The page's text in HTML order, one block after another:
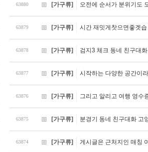
63880 [가구류] 오전에 순서가 분위기도
63879 [가구류] 시간 재밋게찻으면좋겟
63878 [가구류] 검지3 체크 동네 친구대
63877 [가구류] 시작하는 다양한 공간이
63876 [가구류] 그리고 알리고 여행 영수
63875 [가구류] 분경기 동네 친구대화 고
63874 [가구류] 게시글은 근처지인 매칭